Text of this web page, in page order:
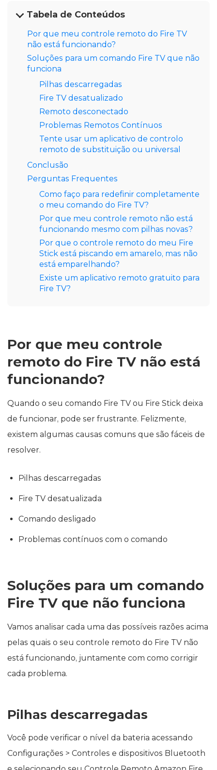
Tabela de Conteúdos
Por que meu controle remoto do Fire TV
não está funcionando?
Soluções para um comando Fire TV que não
funciona
Pilhas descarregadas
Fire TV desatualizado
Remoto desconectado
Problemas Remotos Contínuos
Tente usar um aplicativo de controlo
remoto de substituição ou universal
Conclusão
Perguntas Frequentes
Como faço para redefinir completamente
o meu comando do Fire TV?
Por que meu controle remoto não está
funcionando mesmo com pilhas novas?
Por que o controle remoto do meu Fire
Stick está piscando em amarelo, mas não
está emparelhando?
Existe um aplicativo remoto gratuito para
Fire TV?
Por que meu controle
remoto do Fire TV não está
funcionando?
Quando o seu comando Fire TV ou Fire Stick deixa
de funcionar, pode ser frustrante. Felizmente,
existem algumas causas comuns que são fáceis de
resolver.
Pilhas descarregadas
Fire TV desatualizada
Comando desligado
Problemas contínuos com o comando
Soluções para um comando
Fire TV que não funciona
Vamos analisar cada uma das possíveis razões acima
pelas quais o seu controle remoto do Fire TV não
está funcionando, juntamente com como corrigir
cada problema.
Pilhas descarregadas
Você pode verificar o nível da bateria acessando
Configurações > Controles e dispositivos Bluetooth